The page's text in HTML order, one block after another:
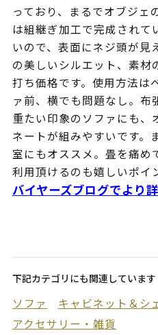
っており、まるでオブジェ
は組継ぎ加工で完成されて
いので、表面にネジ頭が見
の美しいシルエット、素
打ち価格です。使用方法は
ァ前、横でも問題なし。布
重たい印象のソファにも、
ネートが組みやすいです。
室にもオススメ。畳を痛め
利用頂けるのも嬉しいポイ
バイヤーズブログでより
下記カテゴリにも関連しています
ソファ
キャビネット＆シ
アクセサリー・雑貨